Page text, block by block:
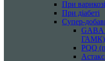
При варикозі
При діабеті
Супер-
GABA
ГАМК)
PQQ